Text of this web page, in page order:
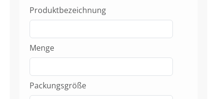
Produktbezeichnung
Menge
Packungsgröße